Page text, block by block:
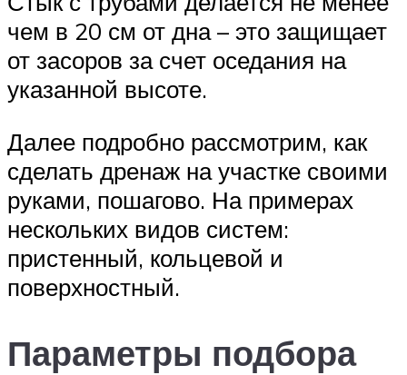
чем в 20 см от дна – это защищает
от засоров за счет оседания на
указанной высоте.
Далее подробно рассмотрим, как
сделать дренаж на участке своими
руками, пошагово. На примерах
нескольких видов систем:
пристенный, кольцевой и
поверхностный.
Параметры подбора